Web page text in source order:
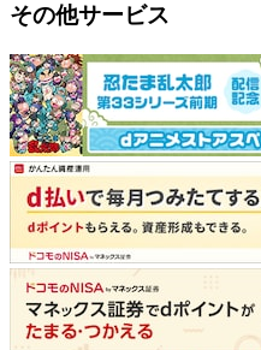
その他サービス